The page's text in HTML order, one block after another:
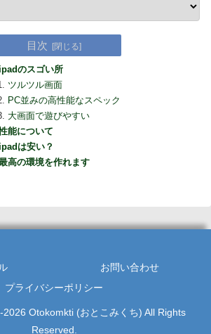
目次
のスゴい所
ツルツル画面
PC並みの高性能なスペック
大画面で遊びやすい
能について
は安い？
高の環境を作れます
お問い合わせ
プライバシーポリシー
Otokomkti (おとこみくち) All Rights
Reserved.